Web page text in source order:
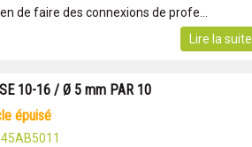
de faire des connexions de profe...
Lire la suite
10-16 / Ø 5 mm PAR 10
épuisé